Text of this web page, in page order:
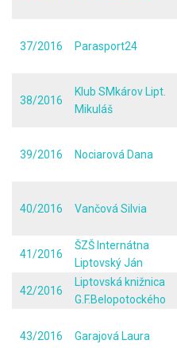
37/2016 Parasport24
38/2016
Klub SMkárov Lipt.
Mikuláš
39/2016 Nociarová Dana
40/2016 Vančová Silvia
41/2016
ŠZŠ Internátna
Liptovský Ján
42/2016
Liptovská knižnica
G.F.Belopotockého
43/2016 Garajová Laura